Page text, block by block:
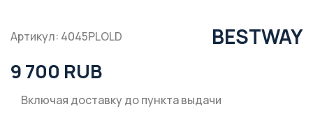
Артикул: 4045PLOLD BESTWAY
9 700 RUB
Включая доставку до пункта выдачи